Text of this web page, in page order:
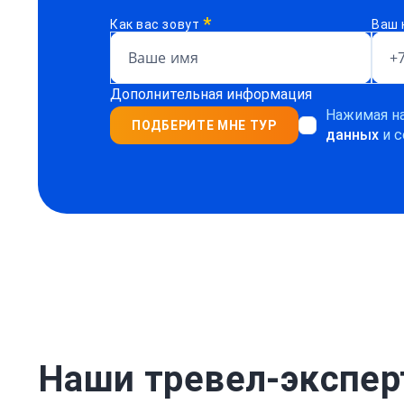
Как вас зовут * Ваш
Дополнительная информация
ПОДБЕРИТЕ МНЕ ТУР
Нажимая
данныхи
Наши тревел-